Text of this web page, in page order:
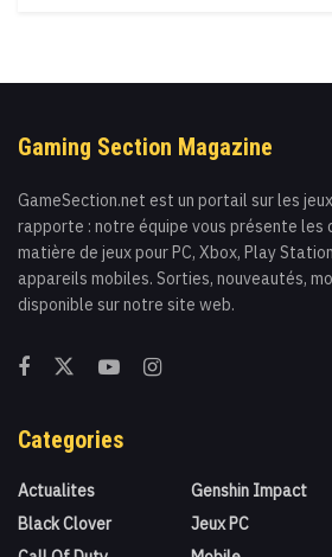
Gaming Section Magazine
GameSection.net est un portail sur les
rapporte : notre équipe vous présente les
matière de jeux pour PC, Xbox, Play
appareils mobiles. Sorties, nouveautés,
disponible sur notre site web.
Categories
Actualites
Black Clover
Genshin Impact
Jeux PC